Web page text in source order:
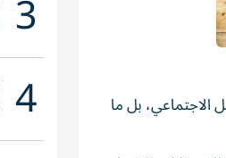
الاجتماعي، بل ما
4